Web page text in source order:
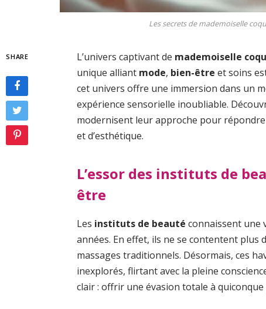
Les secrets de mademoiselle
SHARE L’univers captivant de mademoiselle
unique alliant mode, bien-être et soins
cet univers offre une immersion dans un
expérience sensorielle inoubliable.
modernisent leur approche pour
et d’esthétique.
L’essor des instituts de
être
Les instituts de beauté connaissent une
années. En effet, ils ne se contentent plus
massages traditionnels. Désormais, ces
inexplorés, flirtant avec la pleine
clair : offrir une évasion totale à